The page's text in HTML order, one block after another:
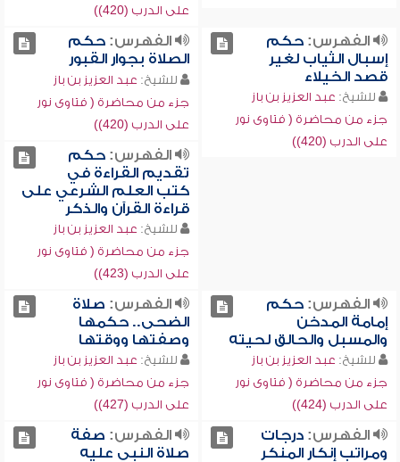
على الدرب (420))
الفهرس:حكم
إسبال الثياب لغير
قصد الخيلاء
للشيخ: عبد العزيز بن باز
جزء من محاضرة ( فتاوى نور
على الدرب (420))
الفهرس:حكم
الصلاة بجوار القبور
للشيخ: عبد العزيز بن باز
جزء من محاضرة ( فتاوى نور
على الدرب (420))
الفهرس:حكم
تقديم القراءة في
كتب العلم الشرعي على
قراءة القرآن والذكر
للشيخ: عبد العزيز بن باز
جزء من محاضرة ( فتاوى نور
على الدرب (423))
الفهرس:حكم
إمامة المدخن
والمسبل والحالق لحيته
للشيخ: عبد العزيز بن باز
جزء من محاضرة ( فتاوى نور
على الدرب (424))
الفهرس: صلاة
الضحى.. حكمها
وصفتها ووقتها
للشيخ: عبد العزيز بن باز
جزء من محاضرة ( فتاوى نور
على الدرب (427))
الفهرس:درجات
ومراتب إنكار المنكر
الفهرس: صفة
صلاة النبي عليه